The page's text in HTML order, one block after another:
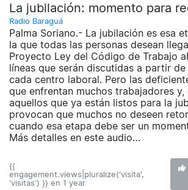
La jubilación: momento para
Radio Baraguá
Palma Soriano.- La jubilación es esa
la que todas las personas desean
Proyecto Ley del Código de Trabajo
líneas que serán discutidas a partir
cada centro laboral. Pero las
que enfrentan muchos trabajadores
aquellos que ya están listos para la
provocan que muchos no deseen
cuando esa etapa debe ser un
Más detalles en este audio…
{{
engagement.views|pluralize('visita',
'visitas') }} en 1 year